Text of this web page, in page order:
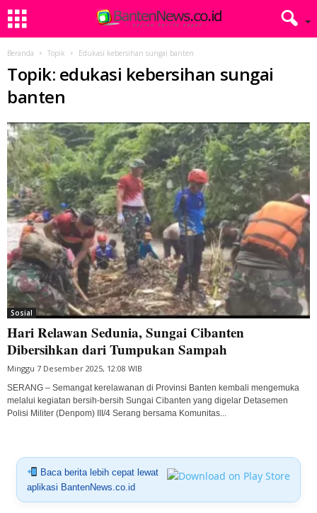
Beranda Topik Edukasi kebersihan sungai banten
Topik: edukasi kebersihan sungai
banten
Sosial
Hari Relawan Sedunia, Sungai Cibanten
Dibersihkan dari Tumpukan Sampah
Minggu 7 Desember 2025, 12:08 WIB
SERANG – Semangat kerelawanan di Provinsi Banten kembali mengemuka
melalui kegiatan bersih-bersih Sungai Cibanten yang digelar Detasemen
Polisi Militer (Denpom) III/4 Serang bersama Komunitas...
Baca berita lebih cepat lewat
aplikasi BantenNews.co.id